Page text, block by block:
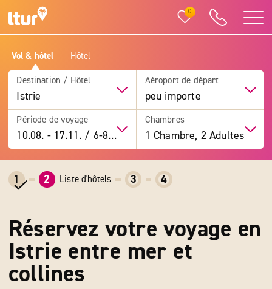
0
Vol & hôtel Hôtel
Destination / Hôtel
Istrie
Aéroport de départ
peu importe
Période de voyage
10.08. -17.11. / 6-8 jours
Chambres
1 Chambre, 2 Adultes
1 2 Liste d'hôtels 3 4
Réservez votre voyage en
Istrie entre mer et
collines